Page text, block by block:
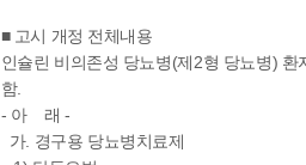
■ 고시 개정 전체내용
인슐린 비의존성 당뇨병(제2형 당뇨병)
함.
- 아 래 -
가. 경구용 당뇨병치료제